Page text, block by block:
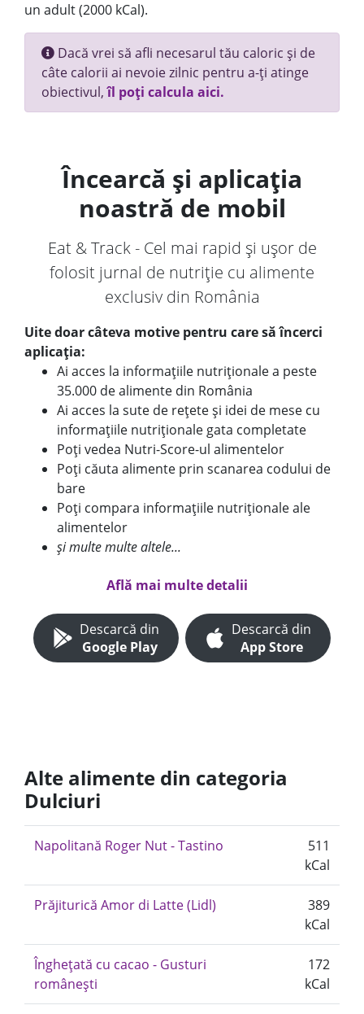
un adult (2000 kCal).
Dacă vrei să afli necesarul tău caloric și de
câte calorii ai nevoie zilnic pentru a-ți atinge
obiectivul,îl poți calcula aici.
Încearcă și aplicația
noastră de mobil
Eat & Track - Cel mai rapid și ușor de
folosit jurnal de nutriție cu alimente
exclusiv din România
Uite doar câteva motive pentru care să încerci
aplicația:
Ai acces la informațiile nutriționale a peste
35.000 de alimente din România
Ai acces la sute de rețete și idei de mese cu
informațiile nutriționale gata completate
Poți vedea Nutri-Score-ul alimentelor
Poți căuta alimente prin scanarea codului de
bare
Poți compara informațiile nutriționale ale
alimentelor
și multe multe altele...
Află mai multe detalii
Descarcă din
Google Play
Descarcă din
App Store
Alte alimente din categoria
Dulciuri
Napolitană Roger Nut - Tastino
511
kCal
Prăjiturică Amor di Latte (Lidl)
389
kCal
Înghețată cu cacao - Gusturi
românești
172
kCal